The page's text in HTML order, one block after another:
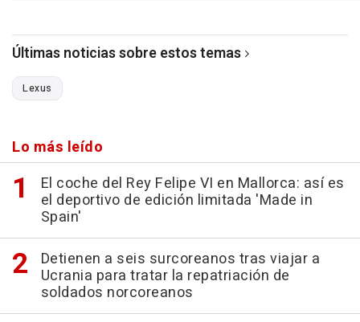
Últimas noticias sobre estos temas
Lexus
Lo más leído
El coche del Rey Felipe VI en Mallorca: así es
el deportivo de edición limitada 'Made in
Spain'
Detienen a seis surcoreanos tras viajar a
Ucrania para tratar la repatriación de
soldados norcoreanos